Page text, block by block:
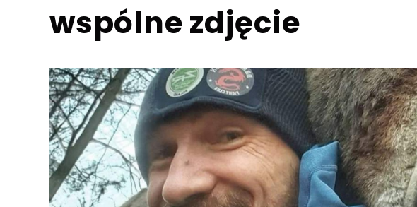
wspólne zdjęcie